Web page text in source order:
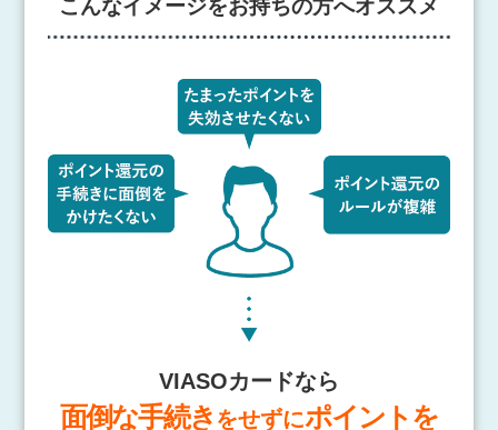
こんなイメージをお持ちの方へオススメ
VIASOカードなら
面倒な手続き をせずにポイントを